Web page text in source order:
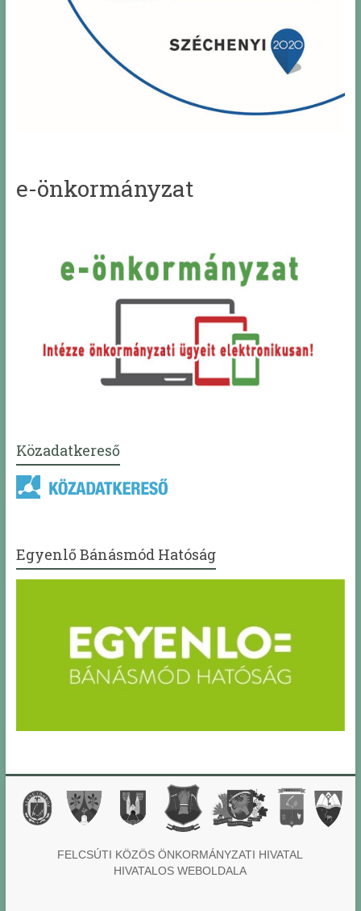
e-önkormányzat
Közadatkereső
Egyenlő Bánásmód Hatóság
FELCSÚTI KÖZÖS ÖNKORMÁNYZATI HIVATAL
HIVATALOS WEBOLDALA